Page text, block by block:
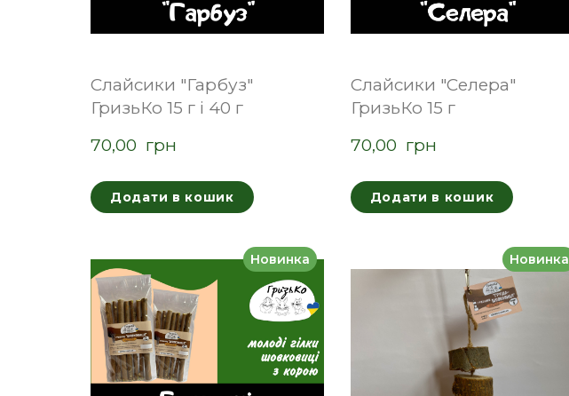
Слайсики "Гарбуз"
ГризьКо 15 г і 40 г
70,00  грн
Додати в кошик
Слайсики "Селера"
ГризьКо 15 г
70,00  грн
Додати в кошик
Новинка Новинка